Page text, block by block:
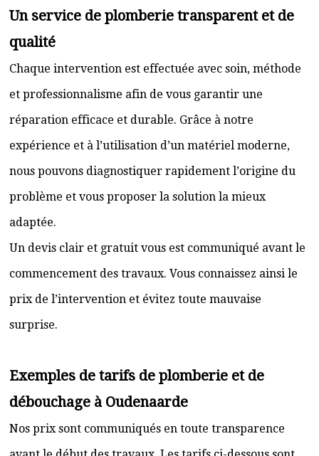
Un service de plomberie transparent et de
qualité
Chaque intervention est effectuée avec soin, méthode
et professionnalisme afin de vous garantir une
réparation efficace et durable. Grâce à notre
expérience et à l’utilisation d’un matériel moderne,
nous pouvons diagnostiquer rapidement l’origine du
problème et vous proposer la solution la mieux
adaptée.
Un devis clair et gratuit vous est communiqué avant le
commencement des travaux. Vous connaissez ainsi le
prix de l’intervention et évitez toute mauvaise
surprise.
Exemples de tarifs de plomberie et de
débouchage à Oudenaarde
Nos prix sont communiqués en toute transparence